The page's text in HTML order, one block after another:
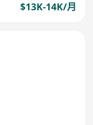
$13K-14K/月